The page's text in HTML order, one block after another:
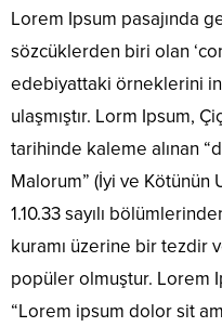
Lorem Ipsum pasajında
sözcüklerden biri olan
edebiyattaki örneklerini
ulaşmıştır. Lorm Ipsum,
tarihinde kaleme alınan
Malorum” (İyi ve Kötünün
1.10.33 sayılı
kuramı üzerine bir tezdir
popüler olmuştur. Lorem
“Lorem ipsum dolor sit